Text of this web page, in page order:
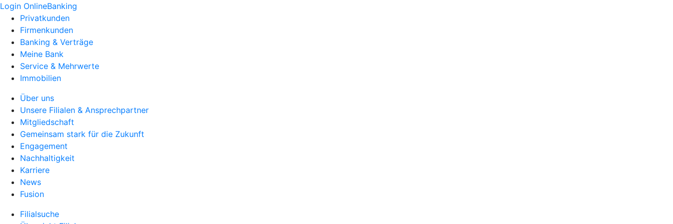
Login OnlineBanking
Privatkunden
Firmenkunden
Banking & Verträge
Meine Bank
Service & Mehrwerte
Immobilien
Über uns
Unsere Filialen & Ansprechpartner
Mitgliedschaft
Gemeinsam stark für die Zukunft
Engagement
Nachhaltigkeit
Karriere
News
Fusion
Filialsuche